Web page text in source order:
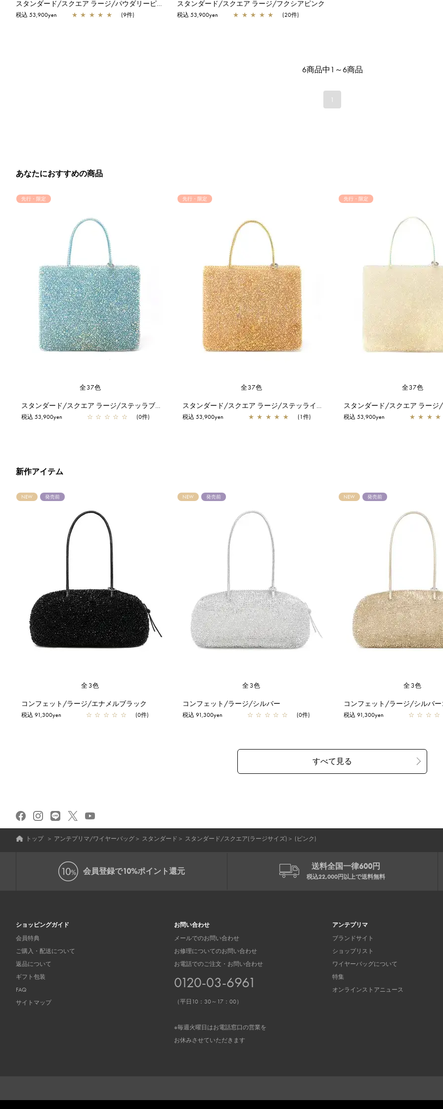
スタンダード/スクエア ラージ/パウダリーピンクシルバー
税込 53,900yen ★ ★ ★ ★ ★ (9件)
スタンダード/スクエア ラージ/フクシアピンク
税込 53,900yen ★ ★ ★ ★ ★ (20件)
6商品中1～6商品
1
あなたにおすすめの商品
先行・限定
全37色
スタンダード/スクエア ラージ/ステッラブルー【オンラインストア先行販売カラー】
税込 53,900yen ☆ ☆ ☆ ☆ ☆ (0件)
先行・限定
全37色
スタンダード/スクエア ラージ/ステッライエロー【オンラインストア先行販売カラー】
税込 53,900yen ★ ★ ★ ★ ★ (1件)
先行・限定
全37色
税込 53,900yen ★ ★ ★ ★
新作アイテム
NEW 発売前
全3色
コンフェット/ラージ/エナメルブラック
税込 91,300yen ☆ ☆ ☆ ☆ ☆ (0件)
NEW 発売前
全3色
コンフェット/ラージ/シルバー
税込 91,300yen ☆ ☆ ☆ ☆ ☆ (0件)
NEW 発売前
全3色
コンフェット/ラージ/シルバー
税込 91,300yen ☆ ☆ ☆ ☆
トップ ＞ アンテプリマ/ワイヤーバッグ＞ スタンダード ＞ スタンダード/スクエア(ラージサイズ) ＞ (ピンク)
会員登録で10%ポイント還元 送料全国一律600円
税込22,000円以上で送料無料
ショッピングガイド
会員特典
ご購入・配送について
返品について
ギフト包装
FAQ
サイトマップ
お問い合わせ
メールでのお問い合わせ
お修理についてのお問い合わせ
お電話でのご注文・お問い合わせ
0120-03-6961
（平日10：30～17：00）
※毎週火曜日はお電話窓口の営業を
お休みさせていただきます
アンテプリマ
ブランドサイト
ショップリスト
ワイヤーバッグについて
特集
オンラインストアニュース